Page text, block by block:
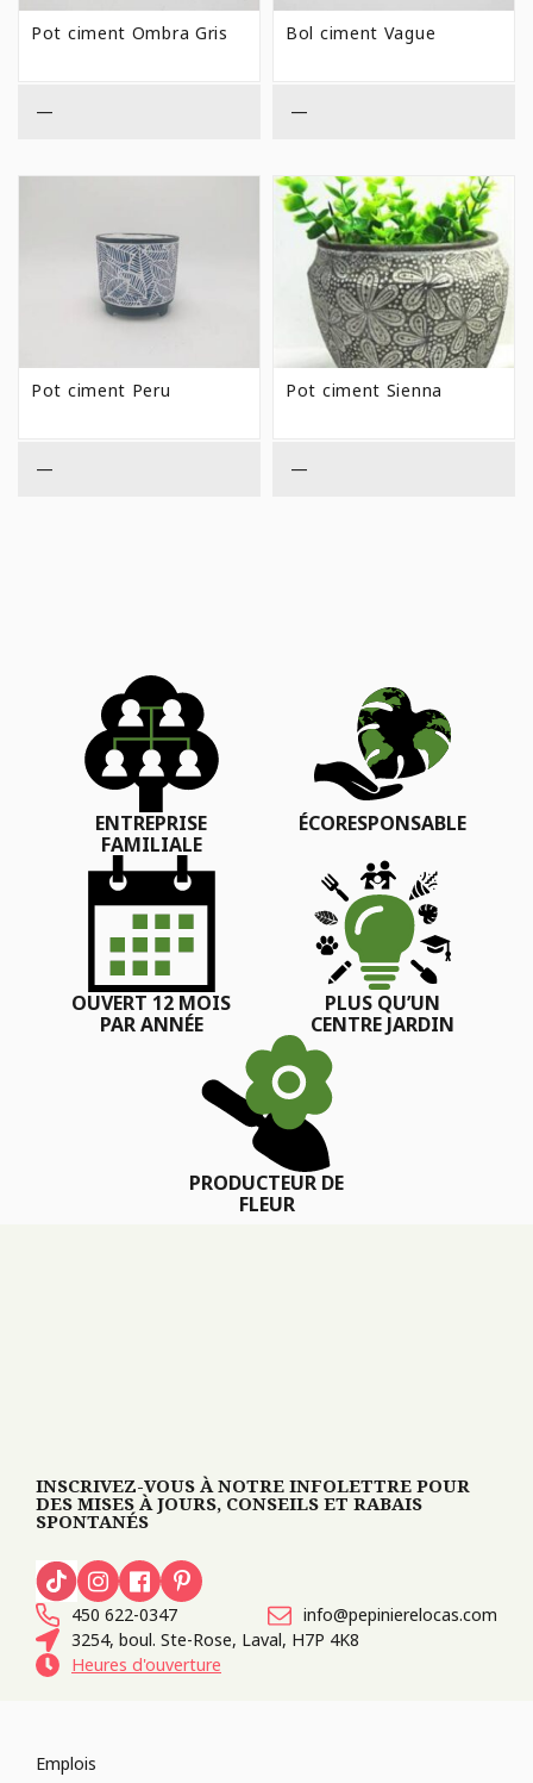
Pot ciment Ombra Gris
—
Bol ciment Vague
—
Pot ciment Peru
—
Pot ciment Sienna
—
ENTREPRISE
FAMILIALE
ÉCORESPONSABLE
OUVERT 12 MOIS
PAR ANNÉE
PLUS QU’UN
CENTRE JARDIN
PRODUCTEUR DE
FLEUR
INSCRIVEZ-VOUS À NOTRE INFOLETTRE POUR
DES MISES À JOURS, CONSEILS ET RABAIS
SPONTANÉS
450 622-0347
info@pepinierelocas.com
3254, boul. Ste-Rose, Laval, H7P 4K8
Heures d'ouverture
Emplois